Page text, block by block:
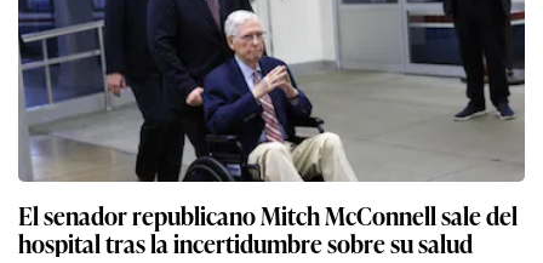
El senador republicano Mitch McConnell sale del
hospital tras la incertidumbre sobre su salud